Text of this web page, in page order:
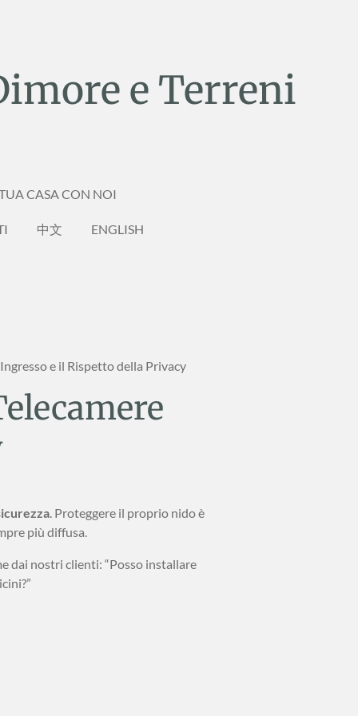
e Terreni
CASA CON NOI
中文 ENGLISH
e il Rispetto della Privacy
. Proteggere il proprio nido è
più diffusa.
dai nostri clienti: “Posso installare